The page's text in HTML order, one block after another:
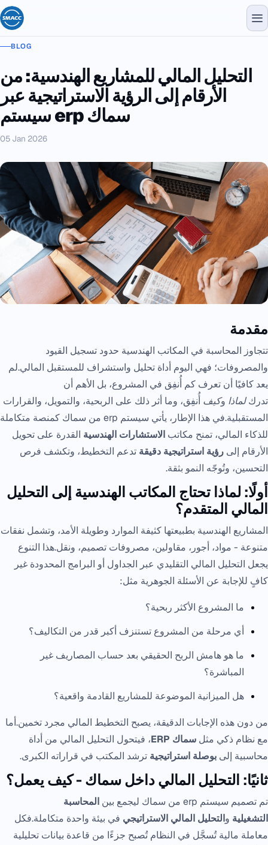
BLOG
التحليل المالي للمشاريع الهندسية: من
الأرقام إلى الرؤية الاستراتيجية عبر
سيستم erp سماك
05 Jan 2026
مقدمة
تتجاوز المحاسبة في المكاتب الهندسية حدود تسجيل القيود
والمصروفات؛ فهي اليوم أداة تحليل واستشراف للمستقبل المالي.لم
يعد كافيًا أن تعرف كم أُنفِق في المشروع، بل الأهم أن
تدركلماذا وكيف أُنفِق، وما أثر ذلك على الربحية، والتمويل، والقرارات
المستقبلية.في هذا الإطار، يأتي سيستم erp من سماك كمنصة متكاملة
للذكاء المالي، تمنح مكاتب الاستشارات الهندسية القدرة على تحويل
الأرقام إلى رؤية استراتيجية دقيقة تدعم التخطيط، وتكشف فرص
التحسين، وتُوجّه النمو بثقة.
أولًا: لماذا تحتاج المكاتب الهندسية إلى التحليل
المالي المتقدم؟
المشاريع الهندسية بطبيعتها كثيفة الموارد وطويلة الأمد، وتشمل نفقات
متنوعة - مواد، أجور، مقاولين، مصروفات تصميم، ونقل.هذا التنوع
يجعل التحليل المالي التقليدي عبر الجداول أو البرامج المحدودة غير
كافٍ للإجابة عن الأسئلة الجوهرية مثل:
ما المشروع الأكثر ربحية؟
أي مرحلة من المشروع تستنزف أكبر قدر من التكاليف؟
ما هو هامش الربح الحقيقي بعد حساب المصاريف غير
المباشرة؟
هل الميزانية الموضوعة للمشاريع القادمة واقعية؟
من دون هذه الإجابات الدقيقة، يصبح التخطيط المالي مجرد تخمين.أما
مع نظام ذكي مثل سماك ERP
، فيتحول التحليل المالي من أداة
محاسبية إلى بوصلة استراتيجية ترشد المكتب في قراراته الكبرى.
ثانيًا: التحليل المالي داخل سماك - كيف يعمل؟
تم تصميم سيستم erp من سماك ليجمع بين
المحاسبة
التشغيلية والتحليل المالي الاستراتيجي في بيئة واحدة متكاملة.فكل
معاملة مالية تُسجَّل في النظام تُصبح جزءًا من قاعدة بيانات تحليلية